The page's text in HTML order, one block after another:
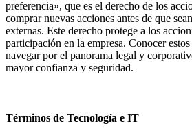
preferencia», que es el derecho de los
comprar nuevas acciones antes de que
externas. Este derecho protege a los
participación en la empresa. Conocer
navegar por el panorama legal y
mayor confianza y seguridad.
Términos de Tecnología e IT